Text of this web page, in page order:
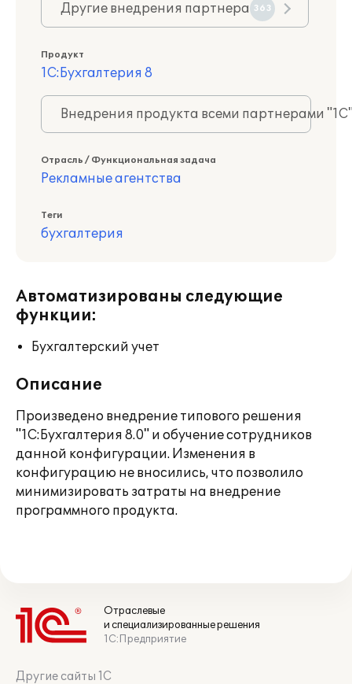
Другие внедрения партнера 363
Продукт
1С:Бухгалтерия 8
Внедрения продукта всеми партнерами
Отрасль / Функциональная задача
Рекламные агентства
Теги
бухгалтерия
Автоматизированы следующие
функции:
Бухгалтерский учет
Описание
Произведено внедрение типового решения
"1С:Бухгалтерия 8.0" и обучение сотрудников
данной конфигурации. Изменения в
конфигурацию не вносились, что позволило
минимизировать затраты на внедрение
программного продукта.
Отраслевые
и специализированные решения
1С:Предприятие
Другие сайты 1С